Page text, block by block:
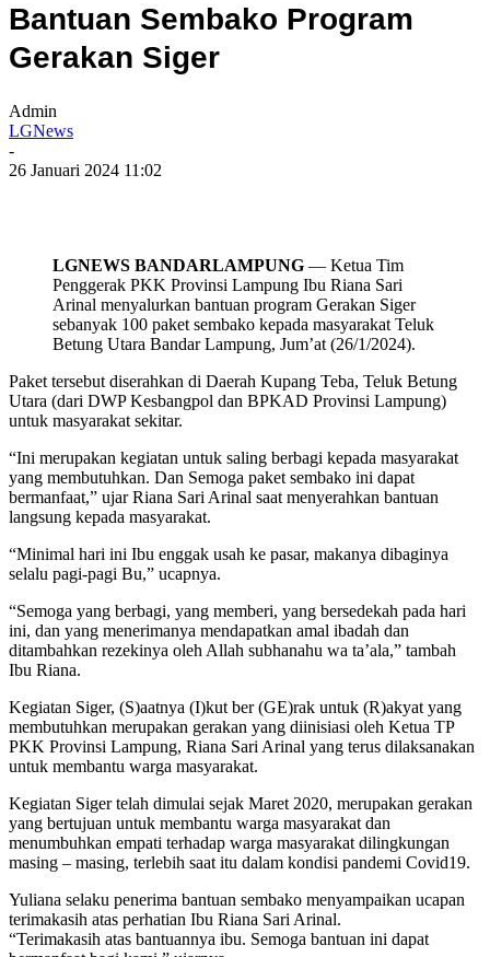
Bantuan Sembako Program
Gerakan Siger
Admin
LGNews
-
26 Januari 2024 11:02
LGNEWS BANDARLAMPUNG — Ketua Tim
Penggerak PKK Provinsi Lampung Ibu Riana Sari
Arinal menyalurkan bantuan program Gerakan Siger
sebanyak 100 paket sembako kepada masyarakat Teluk
Betung Utara Bandar Lampung, Jum’at (26/1/2024).
Paket tersebut diserahkan di Daerah Kupang Teba, Teluk Betung
Utara (dari DWP Kesbangpol dan BPKAD Provinsi Lampung)
untuk masyarakat sekitar.
“Ini merupakan kegiatan untuk saling berbagi kepada masyarakat
yang membutuhkan. Dan Semoga paket sembako ini dapat
bermanfaat,” ujar Riana Sari Arinal saat menyerahkan bantuan
langsung kepada masyarakat.
“Minimal hari ini Ibu enggak usah ke pasar, makanya dibaginya
selalu pagi-pagi Bu,” ucapnya.
“Semoga yang berbagi, yang memberi, yang bersedekah pada hari
ini, dan yang menerimanya mendapatkan amal ibadah dan
ditambahkan rezekinya oleh Allah subhanahu wa ta’ala,” tambah
Ibu Riana.
Kegiatan Siger, (S)aatnya (I)kut ber (GE)rak untuk (R)akyat yang
membutuhkan merupakan gerakan yang diinisiasi oleh Ketua TP
PKK Provinsi Lampung, Riana Sari Arinal yang terus dilaksanakan
untuk membantu warga masyarakat.
Kegiatan Siger telah dimulai sejak Maret 2020, merupakan gerakan
yang bertujuan untuk membantu warga masyarakat dan
menumbuhkan empati terhadap warga masyarakat dilingkungan
masing – masing, terlebih saat itu dalam kondisi pandemi Covid19.
Yuliana selaku penerima bantuan sembako menyampaikan ucapan
terimakasih atas perhatian Ibu Riana Sari Arinal.
“Terimakasih atas bantuannya ibu. Semoga bantuan ini dapat